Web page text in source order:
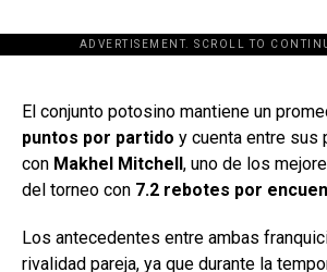
ADVERTISEMENT. SCROLL TO
[adsforwp
El conjunto potosino mantiene un
puntos por partido y cuenta entre sus
con Makhel Mitchell , uno de los
del torneo con 7.2 rebotes por
Los antecedentes entre ambas
rivalidad pareja, ya que durante la